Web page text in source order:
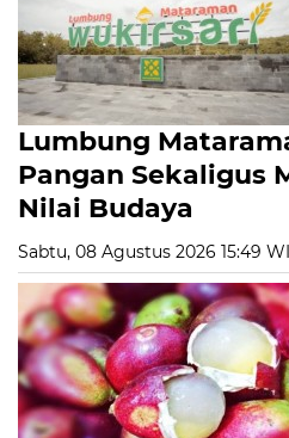
Lumbung
Pangan Sekaligus
Nilai Budaya
Sabtu, 08 Agustus 2026 15:49